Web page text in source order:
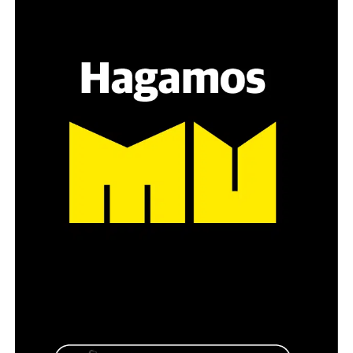
mamá de Lucía Pérez
es a través del interrogante, que puedan encarnar la
pregunta», comparte Gonzalo, de 41 años.